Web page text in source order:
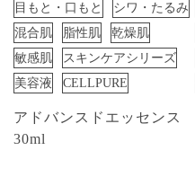
目もと・口もと
シワ・たるみ
混合肌
脂性肌
乾燥肌
敏感肌
スキンケアシリーズ
美容液
CELLPURE
アドバンスドエッセンス
30ml